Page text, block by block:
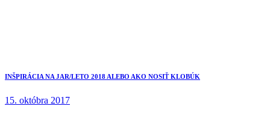
INŠPIRÁCIA NA JAR/LETO 2018 ALEBO AKO NOSIŤ KLOBÚK
15. októbra 2017